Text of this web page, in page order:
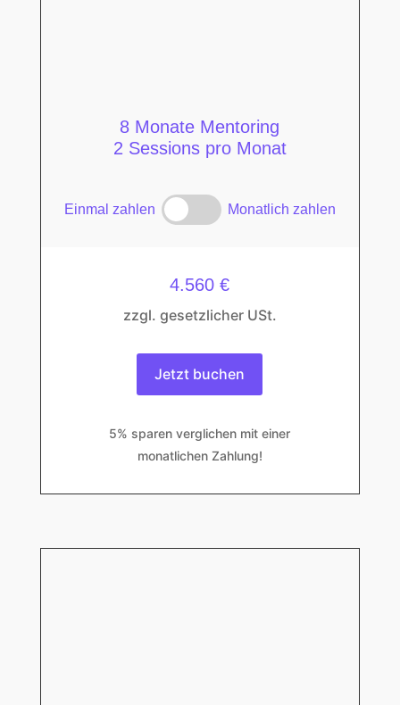
8 Monate Mentoring
2 Sessions pro Monat
Einmal zahlen Monatlich zahlen
4.560 €
zzgl. gesetzlicher USt.
Jetzt buchen
5% sparen verglichen mit einer
monatlichen Zahlung!